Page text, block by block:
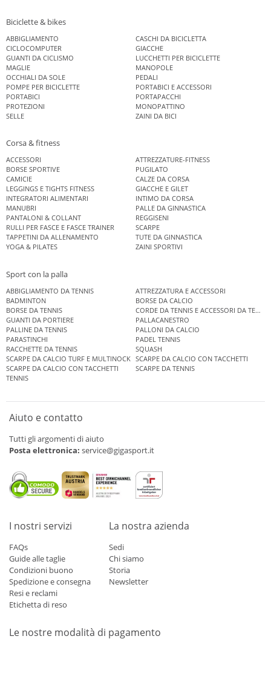
Biciclette & bikes
ABBIGLIAMENTO
CASCHI DA BICICLETTA
CICLOCOMPUTER
GIACCHE
GUANTI DA CICLISMO
LUCCHETTI PER BICICLETTE
MAGLIE
MANOPOLE
OCCHIALI DA SOLE
PEDALI
POMPE PER BICICLETTE
PORTABICI E ACCESSORI
PORTABICI
PORTAPACCHI
PROTEZIONI
MONOPATTINO
SELLE
ZAINI DA BICI
Corsa & fitness
ACCESSORI
ATTREZZATURE-FITNESS
BORSE SPORTIVE
PUGILATO
CAMICIE
CALZE DA CORSA
LEGGINGS E TIGHTS FITNESS
GIACCHE E GILET
INTEGRATORI ALIMENTARI
INTIMO DA CORSA
MANUBRI
PALLE DA GINNASTICA
PANTALONI & COLLANT
REGGISENI
RULLI PER FASCE E FASCE TRAINER
SCARPE
TAPPETINI DA ALLENAMENTO
TUTE DA GINNASTICA
YOGA & PILATES
ZAINI SPORTIVI
Sport con la palla
ABBIGLIAMENTO DA TENNIS
ATTREZZATURA E ACCESSORI
BADMINTON
BORSE DA CALCIO
BORSE DA TENNIS
CORDE DA TENNIS E ACCESSORI DA TENNIS
GUANTI DA PORTIERE
PALLACANESTRO
PALLINE DA TENNIS
PALLONI DA CALCIO
PARASTINCHI
PADEL TENNIS
RACCHETTE DA TENNIS
SQUASH
SCARPE DA CALCIO TURF E MULTINOCK SCARPE DA CALCIO CON TACCHETTI
SCARPE DA CALCIO CON TACCHETTI
SCARPE DA TENNIS
TENNIS
Aiuto e contatto
Tutti gli argomenti di aiuto
Posta elettronica: service@gigasport.it
I nostri servizi
FAQs
Guide alle taglie
Condizioni buono
Spedizione e consegna
Resi e reclami
Etichetta di reso
La nostra azienda
Sedi
Chi siamo
Storia
Newsletter
Le nostre modalità di pagamento